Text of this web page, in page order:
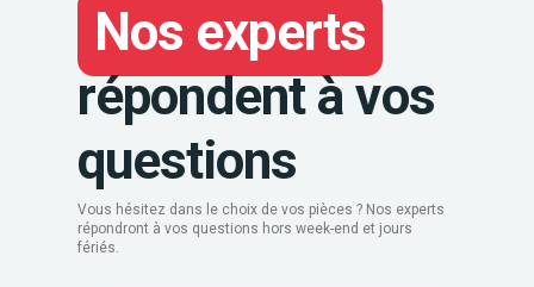
Nos experts
répondent à vos
questions
Vous hésitez dans le choix de vos pièces ? Nos experts
répondront à vos questions hors week-end et jours
fériés.